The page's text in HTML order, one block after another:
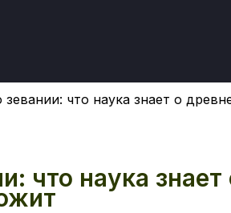
что наука знает о
что наука